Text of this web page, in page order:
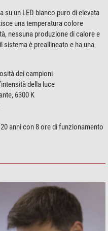
su un LED bianco puro di elevata
una temperatura colore
nessuna produzione di calore e
è preallineato e ha una
dei campioni
della luce
6300 K
anni con 8 ore di funzionamento